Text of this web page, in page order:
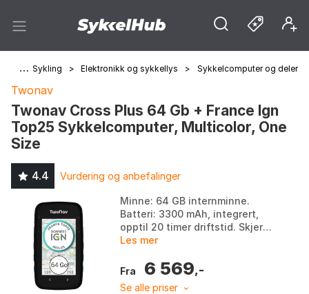
> Sykling > Elektronikk og sykkellys > Sykkelcomputer og deler
Twonav
Twonav Cross Plus 64 Gb + France Ign
Top25 Sykkelcomputer, Multicolor, One
Size
4.4 Vurdering og anbefalinger
Minne: 64 GB internminne.
Batteri: 3300 mAh, integrert,
opptil 20 timer driftstid. Skjerm:
3.2'' Blanview med Optical
480x800 piksler. P...
Les mer
Fra 6 569,-
Se alle priser